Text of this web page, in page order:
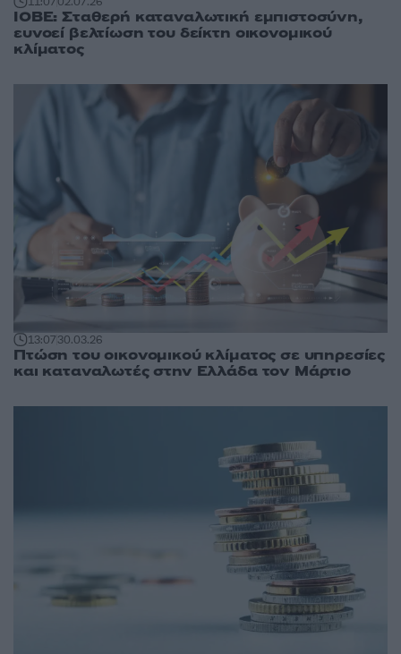
ΙΟΒΕ: Σταθερή καταναλωτική εμπιστοσύνη,
ευνοεί βελτίωση του δείκτη οικονομικού
κλίματος
13:0730.03.26
Πτώση του οικονομικού κλίματος σε υπηρεσίες
και καταναλωτές στην Ελλάδα τον Μάρτιο